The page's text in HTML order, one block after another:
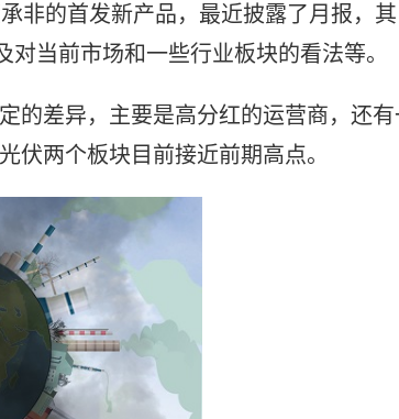
非的首发新产品，最近披露了月报，其
当前市场和一些行业板块的看法等。
的差异，主要是高分红的运营商，还有
伏两个板块目前接近前期高点。